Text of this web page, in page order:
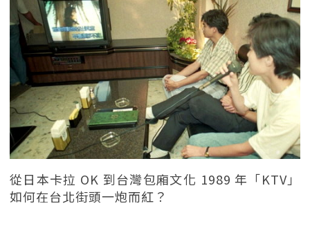
從日本卡拉 OK 到台灣包廂文化 1989 年「KTV」
如何在台北街頭一炮而紅？